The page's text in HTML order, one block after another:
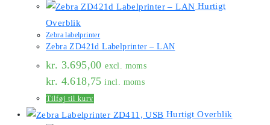
Hurtigt
Overblik
Zebra labelprinter
Zebra ZD421d Labelprinter – LAN
kr. 3.695,00 excl. moms
kr. 4.618,75 incl. moms
Tilføj til kurv
Hurtigt Overblik